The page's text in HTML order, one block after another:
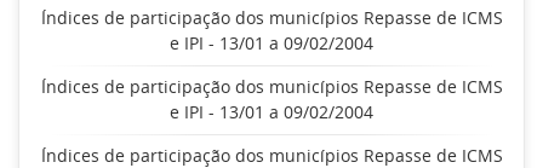
Índices de participação dos municípios Repasse de ICMS
e IPI - 13/01 a 09/02/2004
Índices de participação dos municípios Repasse de ICMS
e IPI - 13/01 a 09/02/2004
Índices de participação dos municípios Repasse de ICMS